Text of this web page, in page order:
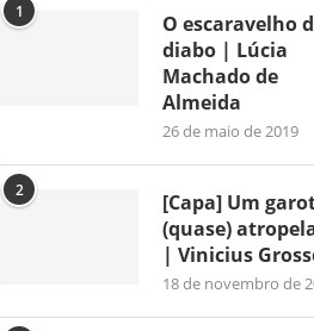
1
O escaravelho
diabo | Lúcia
Machado de
Almeida
26 de maio de 2019
2
[Capa] Um
(quase)
| Vinicius
18 de novembro de